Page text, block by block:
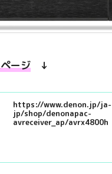
ージ ↓
https://www.denon.jp/ja-
jp/shop/denonapac-
avreceiver_ap/avrx4800h